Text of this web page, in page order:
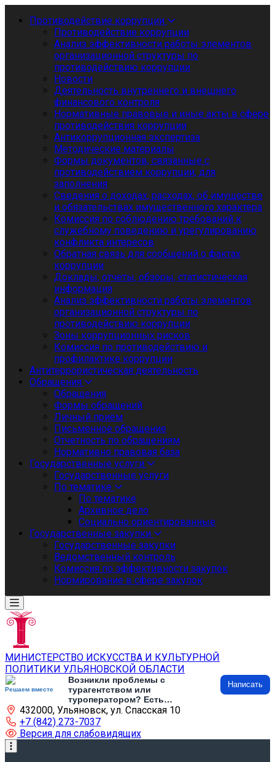
Противодействие коррупции
Противодействие коррупции
Анализ эффективности работы элементов
организационной структуры по
противодействию коррупции
Новости
Деятельность внутреннего и внешнего
финансового контроля
Нормативные правовые и иные акты в сфере
противодействия коррупции
Антикоррупционная экспертиза
Методические материалы
Формы документов, связанные с
противодействием коррупции, для
заполнения
Сведения о доходах, расходах, об имуществе
и обязательствах имущественного характера
Комиссия по соблюдению требований к
служебному поведению и урегулированию
конфликта интересов
Обратная связь для сообщений о фактах
коррупции
Доклады, отчеты, обзоры, статистическая
информация
Анализ эффективности работы элементов
организационной структуры по
противодействию коррупции
Зоны коррупционных рисков
Комиссия по противодействию и
профилактике коррупции
Антитеррористическая деятельность
Обращения
Обращения
Формы обращений
Личный приём
Письменное обращение
Отчетность по обращениям
Нормативно правовая база
Государственные услуги
Государственные услуги
По тематике
По тематике
Архивное дело
Социально ориентированные
Государственные закупки
Государственные закупки
Ведомственный контроль
Комиссия по эффективности закупок
Нормирование в сфере закупок
МИНИСТЕРСТВО ИСКУССТВА И КУЛЬТУРНОЙ
ПОЛИТИКИ УЛЬЯНОВСКОЙ ОБЛАСТИ
Решаем вместе
Возникли проблемы с
турагентством или
туроператором? Есть
предложения по развитию
туризма и туристической
инфраструктуры? Напишите об
этом
Написать
432000, Ульяновск, ул. Спасская 10
+7 (842) 273-7037
Версия для слабовидящих